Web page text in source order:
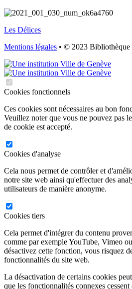
Les Délices
Mentions légales • © 2023 Bibliothèque
Cookies fonctionnels
Ces cookies sont nécessaires au bon
Veuillez noter que vous ne pouvez pas
de cookie est accepté.
Cookies d'analyse
Cela nous permet de contrôler et
notre site web ainsi qu'effectuer des
utilisateurs de manière anonyme.
Cookies tiers
Cela permet d'intégrer du contenu
comme par exemple YouTube, Vimeo
désactivez cette fonction, vous risquez
fonctionnalités du site web.
La désactivation de certains cookies
que les fonctionnalités connexes